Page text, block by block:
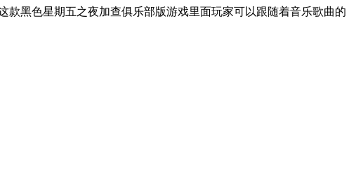
款黑色星期五之夜加查俱乐部版游戏里面玩家可以跟随着音乐歌曲的